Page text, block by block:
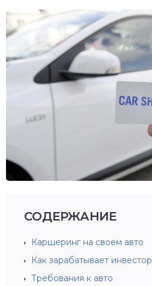
СОДЕРЖАНИЕ
Каршеринг на своем авто
Как зарабатывает инвестор
Требования к авто